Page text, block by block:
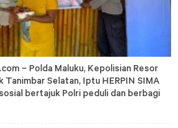
– Polda Maluku, Kepolisian Resor
Tanimbar Selatan, Iptu HERPIN SIMA
bertajuk Polri peduli dan berbagi